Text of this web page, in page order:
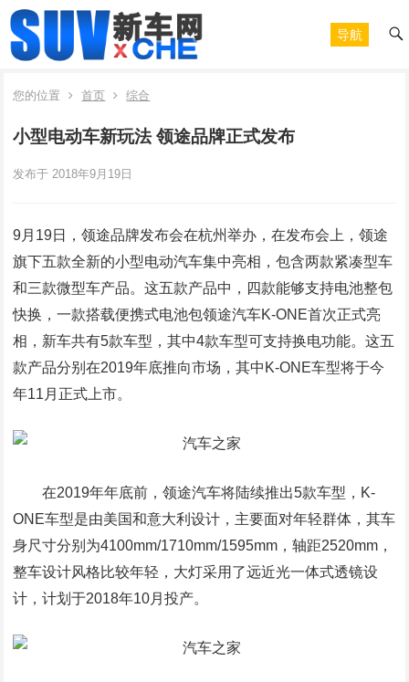
导航
您的位置 首页 综合
小型电动车新玩法 领途品牌正式发布
发布于 2018年9月19日
9月19日，领途品牌发布会在杭州举办，在发布会上，领途
旗下五款全新的小型电动汽车集中亮相，包含两款紧凑型车
和三款微型车产品。这五款产品中，四款能够支持电池整包
快换，一款搭载便携式电池包领途汽车K-ONE首次正式亮
相，新车共有5款车型，其中4款车型可支持换电功能。这五
款产品分别在2019年底推向市场，其中K-ONE车型将于今
年11月正式上市。
在2019年年底前，领途汽车将陆续推出5款车型，K-
ONE车型是由美国和意大利设计，主要面对年轻群体，其车
身尺寸分别为4100mm/1710mm/1595mm，轴距2520mm，
整车设计风格比较年轻，大灯采用了远近光一体式透镜设
计，计划于2018年10月投产。